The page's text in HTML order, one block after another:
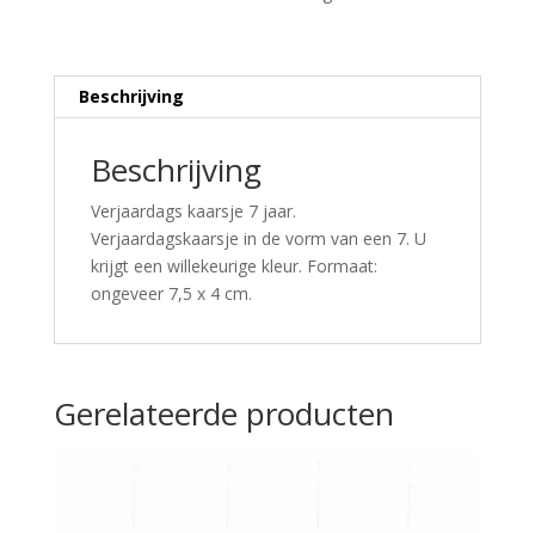
Beschrijving
Beschrijving
Verjaardags kaarsje 7 jaar.
Verjaardagskaarsje in de vorm van een 7. U
krijgt een willekeurige kleur. Formaat:
ongeveer 7,5 x 4 cm.
Gerelateerde producten